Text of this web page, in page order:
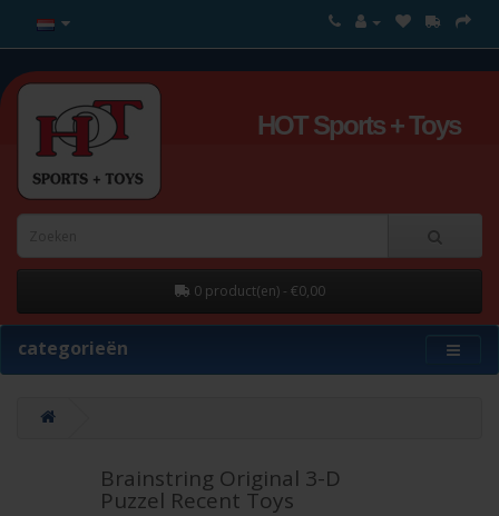
HOT Sports + Toys
0 product(en) - €0,00
categorieën
Brainstring Original 3-D
Puzzel Recent Toys